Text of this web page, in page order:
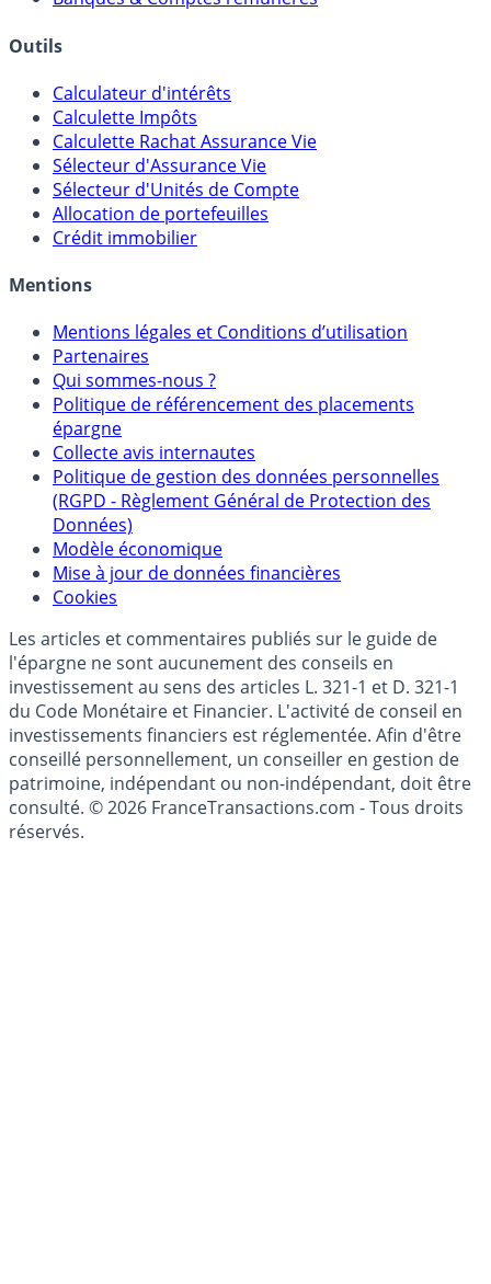
Outils
Calculateur d'intérêts
Calculette Impôts
Calculette Rachat Assurance Vie
Sélecteur d'Assurance Vie
Sélecteur d'Unités de Compte
Allocation de portefeuilles
Crédit immobilier
Mentions
Mentions légales et Conditions d’utilisation
Partenaires
Qui sommes-nous ?
Politique de référencement des placements
épargne
Collecte avis internautes
Politique de gestion des données personnelles
(RGPD - Règlement Général de Protection des
Données)
Modèle économique
Mise à jour de données financières
Cookies
Les articles et commentaires publiés sur le guide de
l'épargne ne sont aucunement des conseils en
investissement au sens des articles L. 321-1 et D. 321-1
du Code Monétaire et Financier. L'activité de conseil en
investissements financiers est réglementée. Afin d'être
conseillé personnellement, un conseiller en gestion de
patrimoine, indépendant ou non-indépendant, doit être
consulté. © 2026 FranceTransactions.com - Tous droits
réservés.